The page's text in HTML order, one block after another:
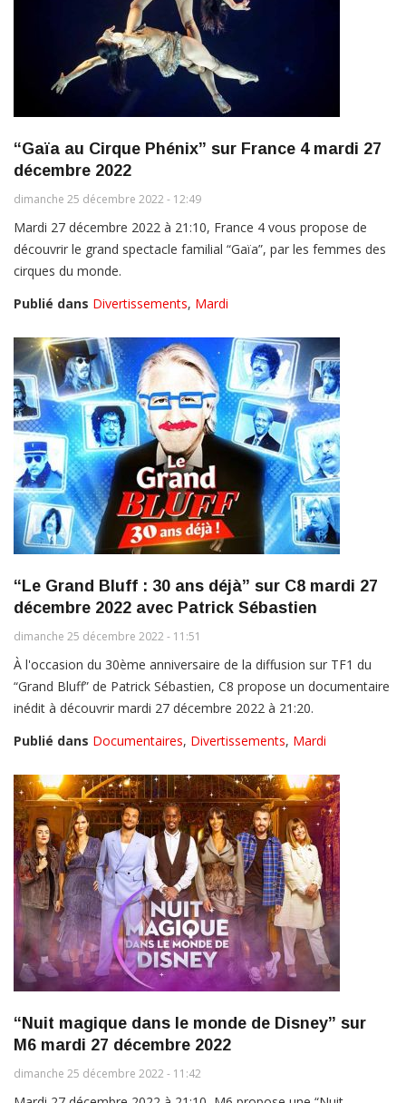
“Gaïa au Cirque Phénix” sur France 4 mardi 27
décembre 2022
dimanche 25 décembre 2022 - 12:49
Mardi 27 décembre 2022 à 21:10, France 4 vous propose de
découvrir le grand spectacle familial “Gaïa”, par les femmes des
cirques du monde.
Publié dans Divertissements, Mardi
“Le Grand Bluff : 30 ans déjà” sur C8 mardi 27
décembre 2022 avec Patrick Sébastien
dimanche 25 décembre 2022 - 11:51
À l'occasion du 30ème anniversaire de la diffusion sur TF1 du
“Grand Bluff” de Patrick Sébastien, C8 propose un documentaire
inédit à découvrir mardi 27 décembre 2022 à 21:20.
Publié dans Documentaires, Divertissements, Mardi
“Nuit magique dans le monde de Disney” sur
M6 mardi 27 décembre 2022
dimanche 25 décembre 2022 - 11:42